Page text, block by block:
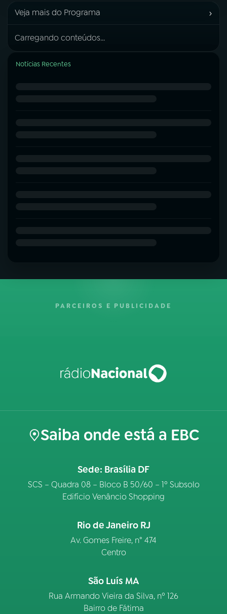
Veja mais do Programa ›
Carregando conteúdos...
Notícias Recentes
PARCEIROS E PUBLICIDADE
Saiba onde está a EBC
Sede: Brasília DF
SCS – Quadra 08 – Bloco B 50/60 – 1º Subsolo
Edifício Venâncio Shopping
Rio de Janeiro RJ
Av. Gomes Freire, n° 474
Centro
São Luís MA
Rua Armando Vieira da Silva, nº 126
Bairro de Fátima